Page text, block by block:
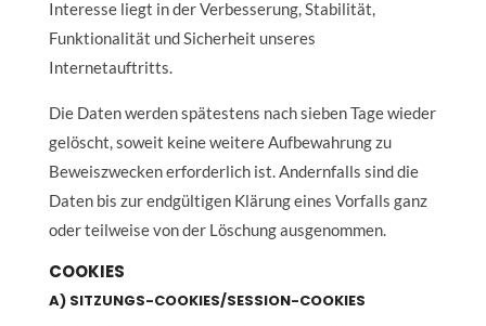
Interesse liegt in der Verbesserung, Stabilität,
Funktionalität und Sicherheit unseres
Internetauftritts.
Die Daten werden spätestens nach sieben Tage wieder
gelöscht, soweit keine weitere Aufbewahrung zu
Beweiszwecken erforderlich ist. Andernfalls sind die
Daten bis zur endgültigen Klärung eines Vorfalls ganz
oder teilweise von der Löschung ausgenommen.
COOKIES
A) SITZUNGS-COOKIES/SESSION-COOKIES